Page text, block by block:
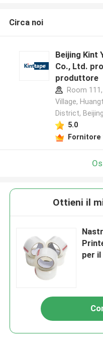
Circa noi
Beijing Kint
Co., Ltd.
produttore
Room
Village,
District,
5.0
Ottieni il
per